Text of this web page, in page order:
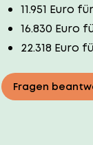
11.951 Euro
16.830 Euro
22.318 Euro
Fragen